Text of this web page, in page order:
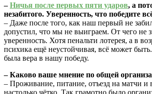
–Ничья после первых пяти ударов, а
незабитого. Уверенность, что победите
– Даже после того, как наш первый не
допустил, что мы не выиграем. От чего не
уверенность. Хотя пенальти лотерея, а в
психика ещё неустойчивая, всё может
была вера в нашу победу.
– Каково ваше мнение по общей
– Проживание, питание, отъезд на матчи и
настолько чётко. Так грамотно было